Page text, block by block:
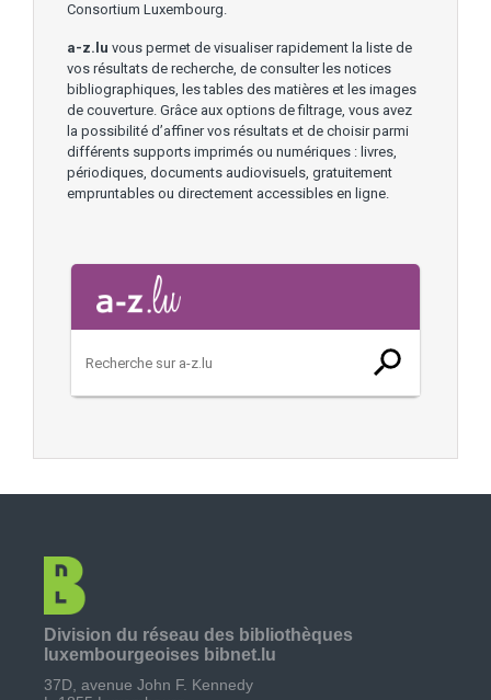
Consortium Luxembourg.
a-z.lu vous permet de visualiser rapidement la liste de
vos résultats de recherche, de consulter les notices
bibliographiques, les tables des matières et les images
de couverture. Grâce aux options de filtrage, vous avez
la possibilité d’affiner vos résultats et de choisir parmi
différents supports imprimés ou numériques : livres,
périodiques, documents audiovisuels, gratuitement
empruntables ou directement accessibles en ligne.
Division du réseau des bibliothèques
luxembourgeoises bibnet.lu
37D, avenue John F. Kennedy